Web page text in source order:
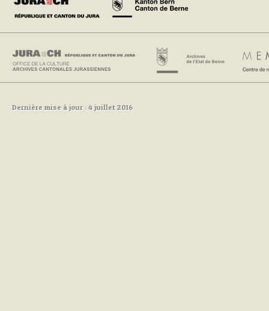
Dernière mise à jour : 4 juillet 2016